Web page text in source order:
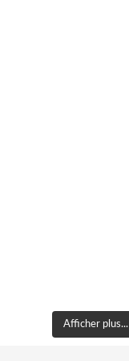
Afficher plus...